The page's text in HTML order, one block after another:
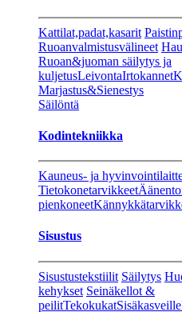
Kattilat,padat,kasarit
Ruoanvalmistusvälineet
Ruoan&juoman säilytys ja
kuljetusLeivontaIrtokannet
Marjastus&Sienestys
Säilöntä
Kodintekniikka
Kauneus- ja
Tietokonetarvikkeet
pienkoneet
Sisustus
Sisustustekstiilit Säilytys
kehykset Seinäkellot &
peilitTekokukatSisäkasveille